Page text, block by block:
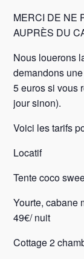
MERCI DE NE
AUPRÈS DU
Nous louerons
demandons
5 euros si vous
jour sinon).
Voici les tarifs
Locatif
Tente coco
Yourte, cabane
49€/ nuit
Cottage 2